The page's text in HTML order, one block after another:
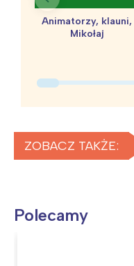
Animatorzy, klauni,
Mikołaj
ZOBACZ TAKŻE:
Polecamy
Interesują